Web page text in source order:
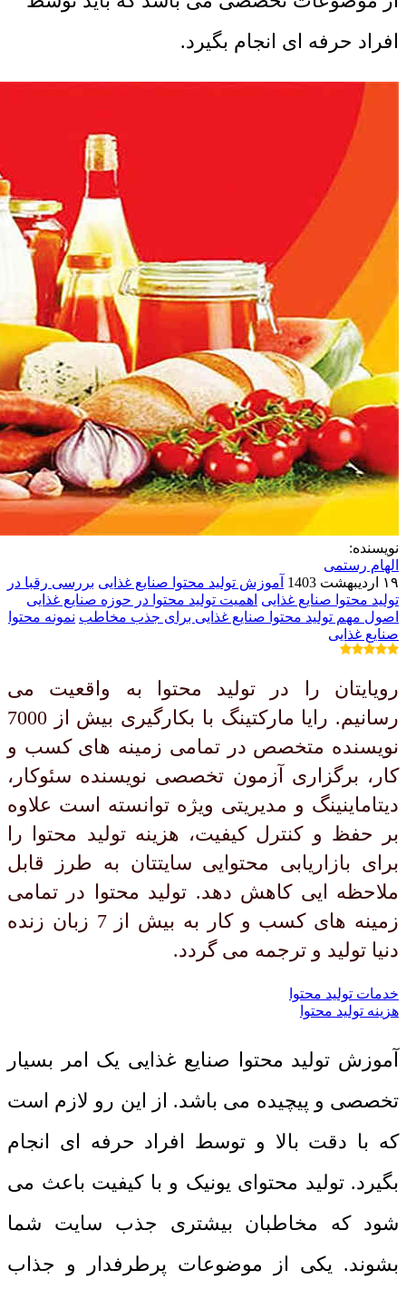
افراد حرفه ای انجام بگیرد.
نویسنده:
الهام رستمی
۱۹ اردیبهشت 1403
آموزش تولید محتوا صنایع غذایی بررسی رقبا در
تولید محتوا صنایع غذایی اهمیت تولید محتوا در حوزه صنایع غذایی
اصول مهم تولید محتوا صنایع غذایی برای جذب مخاطب نمونه محتوا
صنایع غذایی
رویایتان را در تولید محتوا به واقعیت می
رسانیم. رایا مارکتینگ با بکارگیری بیش از 7000
نویسنده متخصص در تمامی زمینه های کسب و
کار، برگزاری آزمون تخصصی نویسنده سئوکار،
دیتاماینینگ و مدیریتی ویژه توانسته است علاوه
بر حفظ و کنترل کیفیت، هزینه تولید محتوا را
برای بازاریابی محتوایی سایتتان به طرز قابل
ملاحظه ایی کاهش دهد. تولید محتوا در تمامی
زمینه های کسب و کار به بیش از 7 زبان زنده
دنیا تولید و ترجمه می گردد.
خدمات تولید محتوا
هزینه تولید محتوا
آموزش تولید محتوا صنایع غذایی یک امر بسیار
تخصصی و پیچیده می باشد. از این رو لازم است
که با دقت بالا و توسط افراد حرفه ای انجام
بگیرد. تولید محتوای یونیک و با کیفیت باعث می
شود که مخاطبان بیشتری جذب سایت شما
بشوند. یکی از موضوعات پرطرفدار و جذاب